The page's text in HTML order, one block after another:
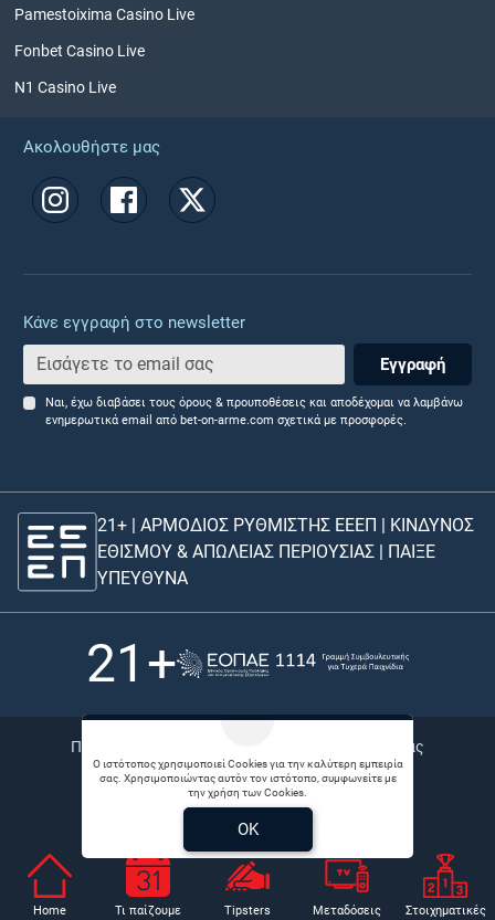
Ο ιστότοπος χρησιμοποιεί Cookies για την καλύτερη εμπειρία
σας. Χρησιμοποιώντας αυτόν τον ιστότοπο, συμφωνείτε με
την χρήση των Cookies.
OK
Pamestoixima Casino Live
Fonbet Casino Live
N1 Casino Live
Ακολουθήστε μας
Κάνε εγγραφή στο newsletter
Εγγραφή
Ναι, έχω διαβάσει τους όρους & προυποθέσεις και αποδέχομαι να λαμβάνω
ενημερωτικά email από bet-on-arme.com σχετικά με προσφορές.
21+ | ΑΡΜΟΔΙΟΣ ΡΥΘΜΙΣΤΗΣ ΕΕΕΠ | ΚΙΝΔΥΝΟΣ
ΕΘΙΣΜΟΥ & ΑΠΩΛΕΙΑΣ ΠΕΡΙΟΥΣΙΑΣ | ΠΑΙΞΕ
ΥΠΕΥΘΥΝΑ
21+
Πολιτική απορρήτου |
Θέσεις εργασίας
© 2026 Betonarme
Developed by
Digital Winners
Home Τι παίζουμε Tipsters Μεταδόσεις Στοιχηματικές